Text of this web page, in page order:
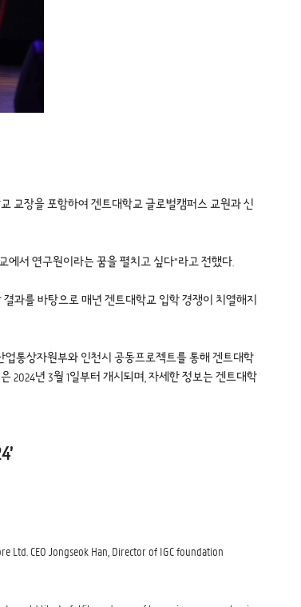
교장을 포함하여 겐트대학교 글로벌캠퍼스 교원과 신
에서 연구원이라는 꿈을 펼치고 싶다”라고 전했다.
과를 바탕으로 매년 겐트대학교 입학 경쟁이 치열해지
업통상자원부와 인천시 공동프로젝트를 통해 겐트대학
2024년 3월 1일부터 개시되며, 자세한 정보는 겐트대학
CEO Jongseok Han, Director of IGC foundation